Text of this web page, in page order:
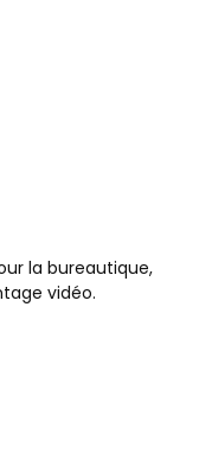
la bureautique,
vidéo.